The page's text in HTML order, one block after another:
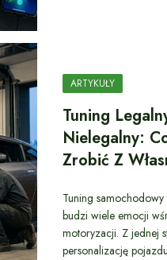
ARTYKUŁY
Tuning
Nielegalny:
Zrobić Z
Tuning
budzi wiele emocji
motoryzacji. Z jednej
personalizację